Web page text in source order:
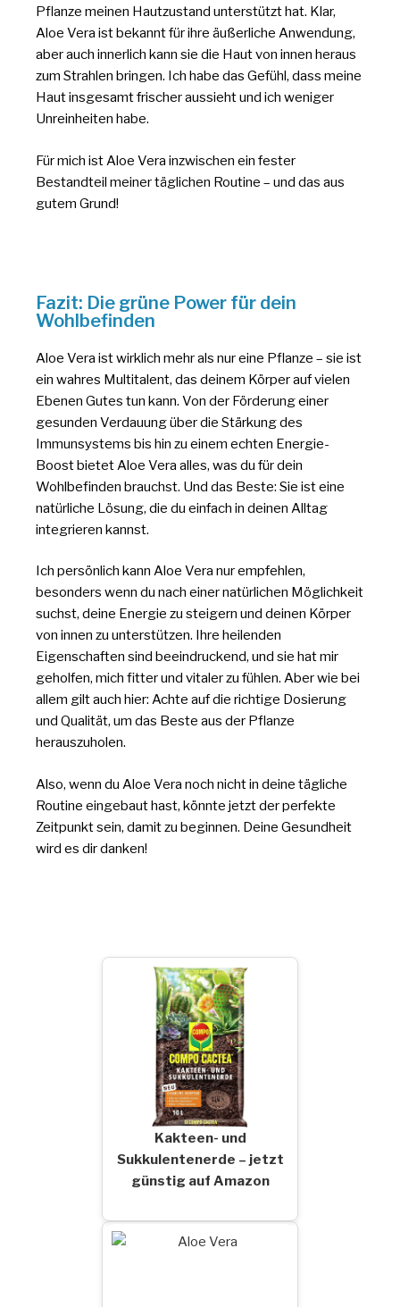
Pflanze meinen Hautzustand unterstützt hat. Klar,
Aloe Vera ist bekannt für ihre äußerliche Anwendung,
aber auch innerlich kann sie die Haut von innen heraus
zum Strahlen bringen. Ich habe das Gefühl, dass meine
Haut insgesamt frischer aussieht und ich weniger
Unreinheiten habe.
Für mich ist Aloe Vera inzwischen ein fester
Bestandteil meiner täglichen Routine – und das aus
gutem Grund!
Fazit: Die grüne Power für dein
Wohlbefinden
Aloe Vera ist wirklich mehr als nur eine Pflanze – sie ist
ein wahres Multitalent, das deinem Körper auf vielen
Ebenen Gutes tun kann. Von der Förderung einer
gesunden Verdauung über die Stärkung des
Immunsystems bis hin zu einem echten Energie-
Boost bietet Aloe Vera alles, was du für dein
Wohlbefinden brauchst. Und das Beste: Sie ist eine
natürliche Lösung, die du einfach in deinen Alltag
integrieren kannst.
Ich persönlich kann Aloe Vera nur empfehlen,
besonders wenn du nach einer natürlichen Möglichkeit
suchst, deine Energie zu steigern und deinen Körper
von innen zu unterstützen. Ihre heilenden
Eigenschaften sind beeindruckend, und sie hat mir
geholfen, mich fitter und vitaler zu fühlen. Aber wie bei
allem gilt auch hier: Achte auf die richtige Dosierung
und Qualität, um das Beste aus der Pflanze
herauszuholen.
Also, wenn du Aloe Vera noch nicht in deine tägliche
Routine eingebaut hast, könnte jetzt der perfekte
Zeitpunkt sein, damit zu beginnen. Deine Gesundheit
wird es dir danken!
Kakteen- und
Sukkulentenerde – jetzt
günstig auf Amazon